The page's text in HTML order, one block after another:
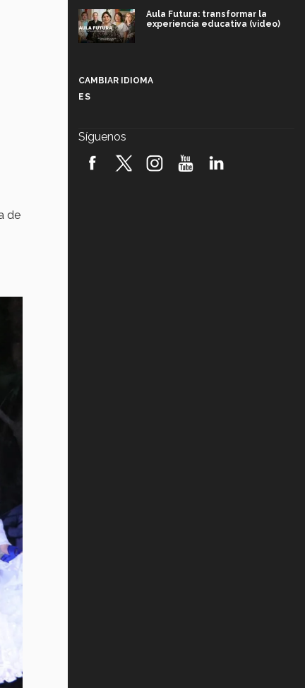
de
Aula Futura: transformar la
experiencia educativa (video)
robótica FIRST 2026! (video)
CAMBIAR IDIOMA
ES
Síguenos